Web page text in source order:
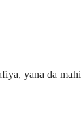
yana da